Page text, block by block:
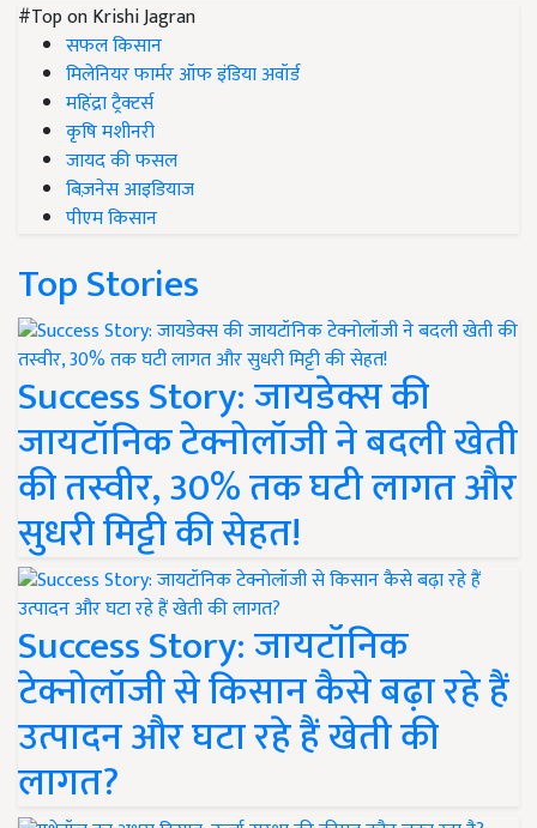
#Top on Krishi Jagran
सफल किसान
मिलेनियर फार्मर ऑफ इंडिया अवॉर्ड
महिंद्रा ट्रैक्टर्स
कृषि मशीनरी
जायद की फसल
बिज़नेस आइडियाज
पीएम किसान
Top Stories
Success Story: जायडेक्स की
जायटॉनिक टेक्नोलॉजी ने बदली खेती
की तस्वीर, 30% तक घटी लागत और
सुधरी मिट्टी की सेहत!
Success Story: जायटॉनिक
टेक्नोलॉजी से किसान कैसे बढ़ा रहे हैं
उत्पादन और घटा रहे हैं खेती की
लागत?